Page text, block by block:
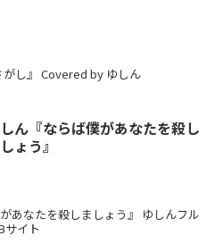
がし』 Covered by ゆしん
ん『ならば僕があなたを殺し
ょう』
あなたを殺しましょう』 ゆしんフル
サイト